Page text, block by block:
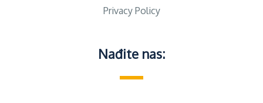
Privacy Policy
Nađite nas: